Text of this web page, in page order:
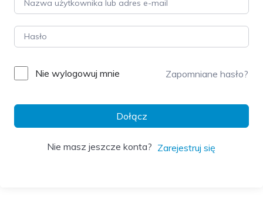
Nie wylogowuj mnie Zapomniane hasło?
Dołącz
Nie masz jeszcze konta? Zarejestruj się